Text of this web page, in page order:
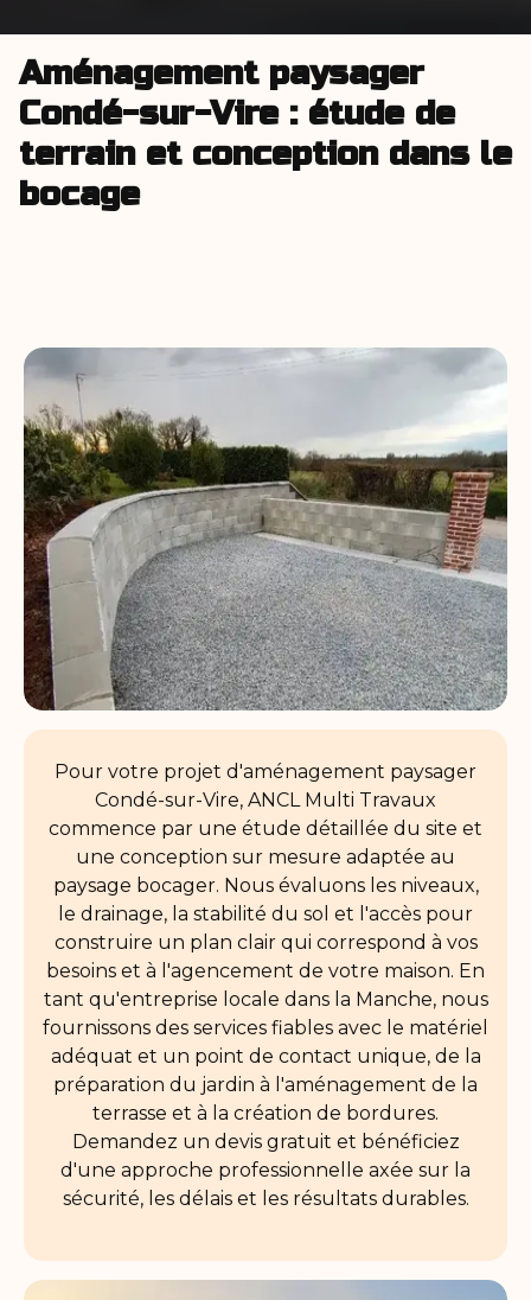
Aménagement paysager
Condé-sur-Vire : étude de
terrain et conception dans le
bocage
Pour votre projet d'aménagement paysager
Condé-sur-Vire, ANCL Multi Travaux
commence par une étude détaillée du site et
une conception sur mesure adaptée au
paysage bocager. Nous évaluons les niveaux,
le drainage, la stabilité du sol et l'accès pour
construire un plan clair qui correspond à vos
besoins et à l'agencement de votre maison. En
tant qu'entreprise locale dans la Manche, nous
fournissons des services fiables avec le matériel
adéquat et un point de contact unique, de la
préparation du jardin à l'aménagement de la
terrasse et à la création de bordures.
Demandez un devis gratuit et bénéficiez
d'une approche professionnelle axée sur la
sécurité, les délais et les résultats durables.